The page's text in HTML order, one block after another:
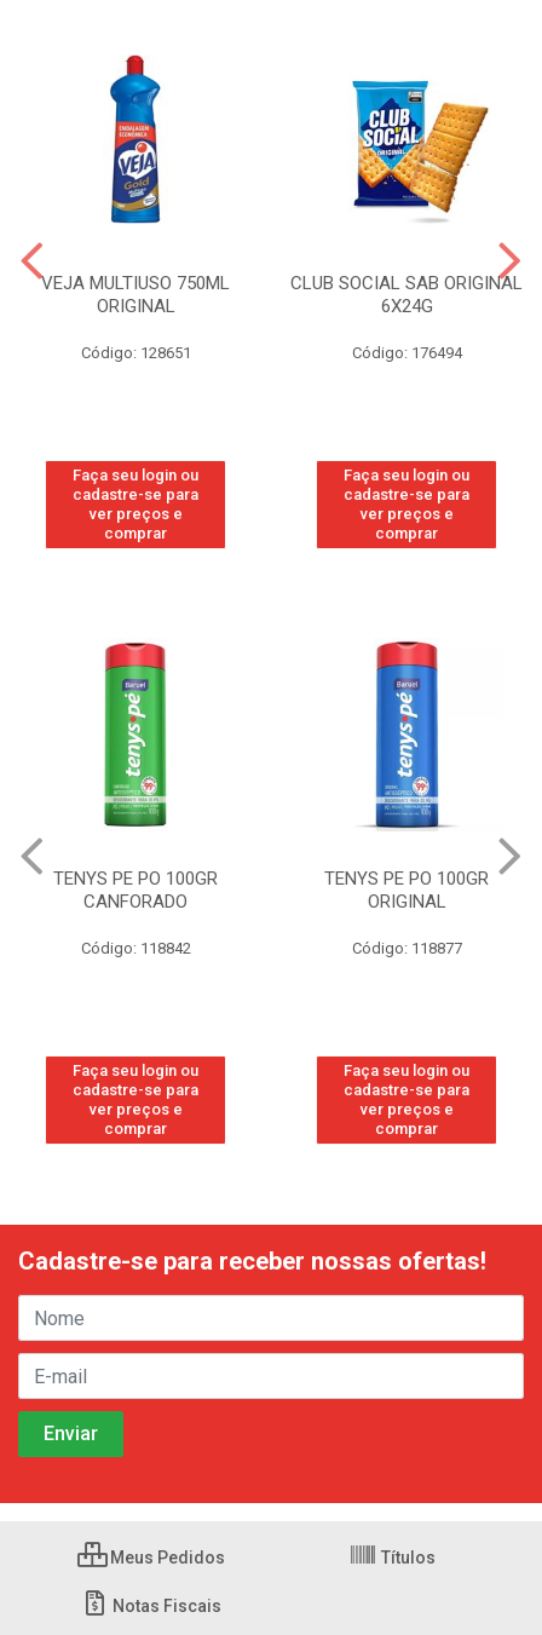
VEJA MULTIUSO 750ML
ORIGINAL
Código: 128651
Faça seu login ou
cadastre-se para
ver preços e
comprar
CLUB SOCIAL SAB ORIGINAL
6X24G
Código: 176494
Faça seu login ou
cadastre-se para
ver preços e
comprar
TENYS PE PO 100GR
CANFORADO
Código: 118842
Faça seu login ou
cadastre-se para
ver preços e
comprar
TENYS PE PO 100GR
ORIGINAL
Código: 118877
Faça seu login ou
cadastre-se para
ver preços e
comprar
Cadastre-se para receber nossas ofertas!
Meus Pedidos Títulos
Notas Fiscais